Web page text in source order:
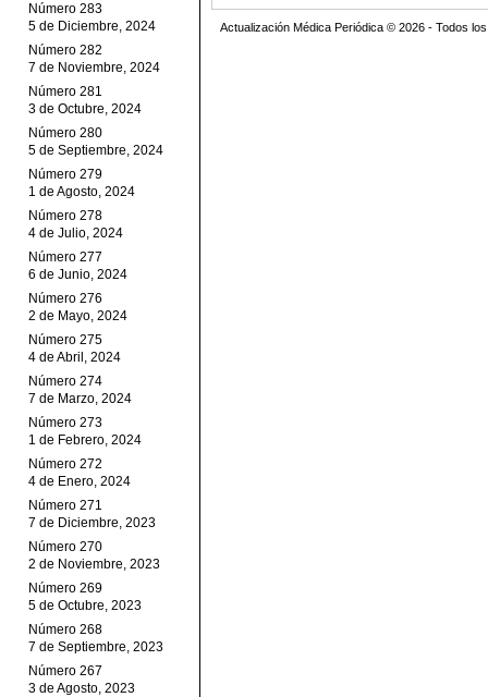
Número 283
5 de Diciembre, 2024
Número 282
7 de Noviembre, 2024
Número 281
3 de Octubre, 2024
Número 280
5 de Septiembre, 2024
Número 279
1 de Agosto, 2024
Número 278
4 de Julio, 2024
Número 277
6 de Junio, 2024
Número 276
2 de Mayo, 2024
Número 275
4 de Abril, 2024
Número 274
7 de Marzo, 2024
Número 273
1 de Febrero, 2024
Número 272
4 de Enero, 2024
Número 271
7 de Diciembre, 2023
Número 270
2 de Noviembre, 2023
Número 269
5 de Octubre, 2023
Número 268
7 de Septiembre, 2023
Número 267
3 de Agosto, 2023
Actualización Médica Periódica © 2026 - Todos